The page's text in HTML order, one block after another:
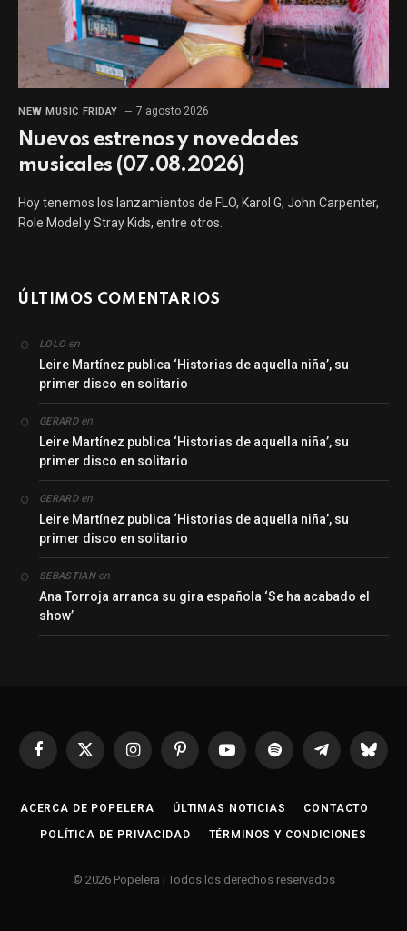
NEW MUSIC FRIDAY 7 agosto 2026
Nuevos estrenos y novedades
musicales (07.08.2026)
Hoy tenemos los lanzamientos de FLO, Karol G, John Carpenter,
Role Model y Stray Kids, entre otros.
ÚLTIMOS COMENTARIOS
LOLO en
Leire Martínez publica ‘Historias de aquella niña’, su
primer disco en solitario
GERARDen
Leire Martínez publica ‘Historias de aquella niña’, su
primer disco en solitario
GERARDen
Leire Martínez publica ‘Historias de aquella niña’, su
primer disco en solitario
SEBASTIANen
Ana Torroja arranca su gira española ‘Se ha acabado el
show’
Facebook
X
InstagramPinterestYouTubeSpotify Telegrama
ACERCA DE POPELERA ÚLTIMAS NOTICIAS CONTACTO
POLÍTICA DE PRIVACIDAD TÉRMINOS Y CONDICIONES
© 2026 Popelera | Todos los derechos reservados